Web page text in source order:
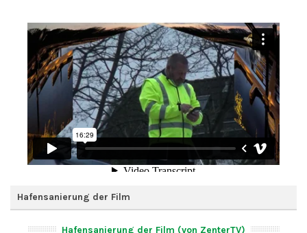
Hafensanierung der Film
Hafensanierung der Film (von ZenterTV)